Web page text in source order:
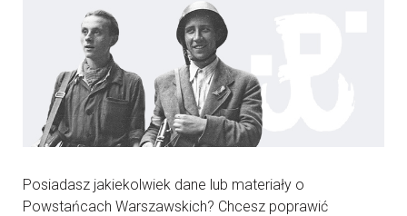
Posiadasz jakiekolwiek dane lub materiały o
Powstańcach Warszawskich? Chcesz poprawić